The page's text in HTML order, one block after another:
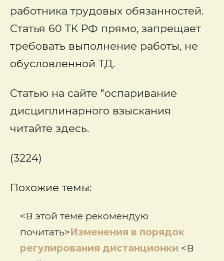
работника трудовых обязанностей.
Статья 60 ТК РФ прямо, запрещает
требовать выполнение работы, не
обусловленной ТД.
Статью на сайте "оспаривание
дисциплинарного взыскания
читайте здесь.
(3224)
Похожие темы:
<В этой теме рекомендую
почитать>Изменения в порядок
регулирования дистанционки <В